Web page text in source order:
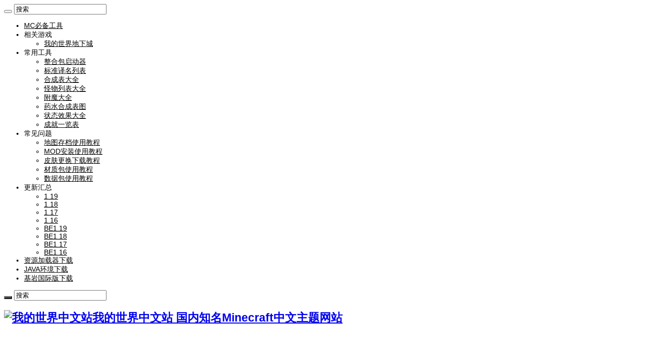
MC必备工具
相关游戏
我的世界地下城
常用工具
整合包启动器
标准译名列表
合成表大全
怪物列表大全
附魔大全
药水合成表图
状态效果大全
成就一览表
常见问题
地图存档使用教程
MOD安装使用教程
皮肤更换下载教程
材质包使用教程
数据包使用教程
更新汇总
1.19
1.18
1.17
1.16
BE1.19
BE1.18
BE1.17
BE1.16
资源加载器下载
JAVA环境下载
基岩国际版下载
我的世界中文站 国内知名Minecraft中文主题网站